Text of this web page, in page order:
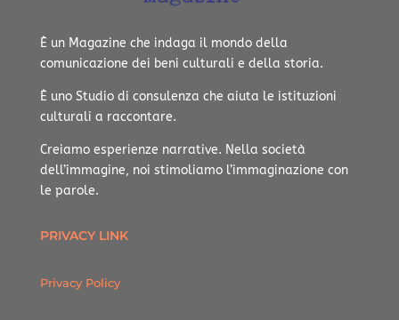
È un Magazine che indaga il mondo della
comunicazione dei beni culturali e della storia.
È uno Studio di consulenza che aiuta le istituzioni
culturali a raccontare.
Creiamo esperienze narrative. Nella società
dell’immagine, noi stimoliamo l’immaginazione con
le parole.
PRIVACY LINK
Privacy Policy